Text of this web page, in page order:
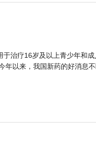
治疗16岁及以上青少年和
以来，我国新药的好消息不